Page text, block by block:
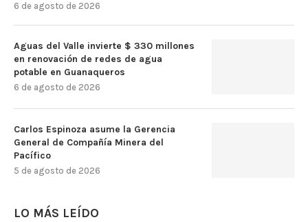
6 de agosto de 2026
Aguas del Valle invierte $ 330 millones
en renovación de redes de agua
potable en Guanaqueros
6 de agosto de 2026
Carlos Espinoza asume la Gerencia
General de Compañía Minera del
Pacífico
5 de agosto de 2026
LO MÁS LEÍDO